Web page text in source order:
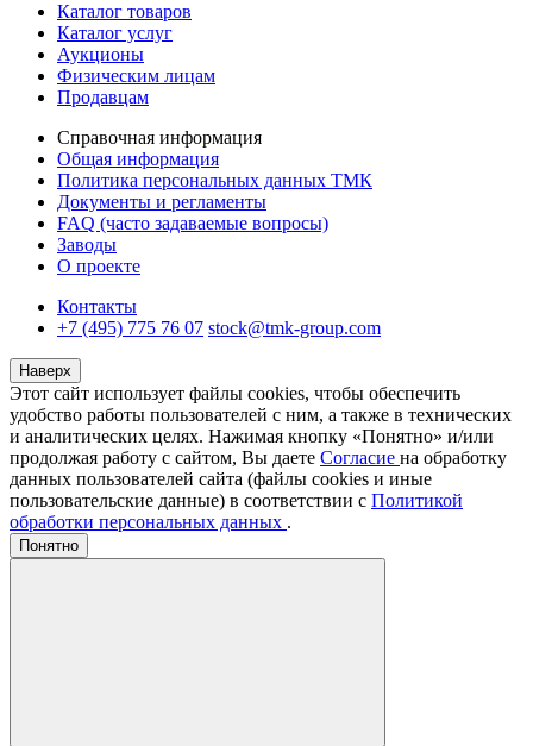
Каталог товаров
Каталог услуг
Аукционы
Физическим лицам
Продавцам
Справочная информация
Общая информация
Политика персональных данных ТМК
Документы и регламенты
FAQ (часто задаваемые вопросы)
Заводы
О проекте
Контакты
+7 (495) 775 76 07 stock@tmk-group.com
Наверх
Этот сайт использует файлы cookies, чтобы обеспечить
удобство работы пользователей с ним, а также в технических
и аналитических целях. Нажимая кнопку «Понятно» и/или
продолжая работу с сайтом, Вы даете Согласие на обработку
данных пользователей сайта (файлы cookies и иные
пользовательские данные) в соответствии с Политикой
обработки персональных данных .
Понятно